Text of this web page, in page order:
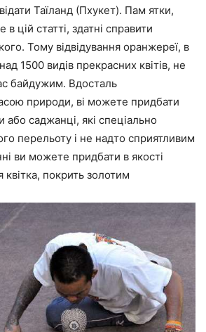
Таїланд (Пхукет). Пам ятки,
цій статті, здатні справити
Тому відвідування оранжереї, в
1500 видів прекрасних квітів, не
байдужим. Вдосталь
природи, ві можете придбати
або саджанці, які спеціально
перельоту і не надто сприятливим
ви можете придбати в якості
покрить золотим